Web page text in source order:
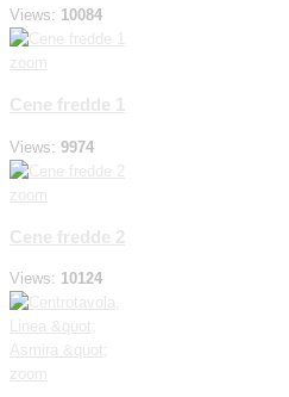
Views: 10084
zoom
Cene fredde 1
Views: 9974
zoom
Cene fredde 2
Views: 10124
zoom